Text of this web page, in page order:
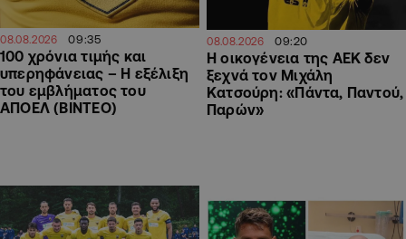
08.08.2026 09:35
100 χρόνια τιμής και
υπερηφάνειας – Η εξέλιξη
του εμβλήματος του
ΑΠΟΕΛ (ΒΙΝΤΕΟ)
08.08.2026 09:20
Η οικογένεια της ΑΕΚ δεν
ξεχνά τον Μιχάλη
Κατσούρη: «Πάντα, Παντού,
Παρών»